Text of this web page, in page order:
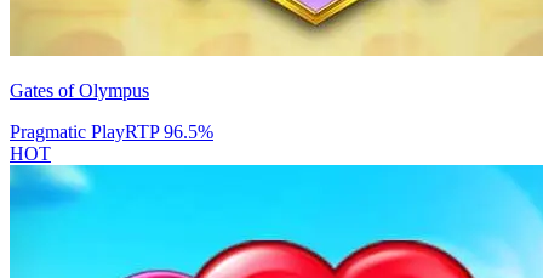
Gates of Olympus
Pragmatic PlayRTP96.5%
HOT